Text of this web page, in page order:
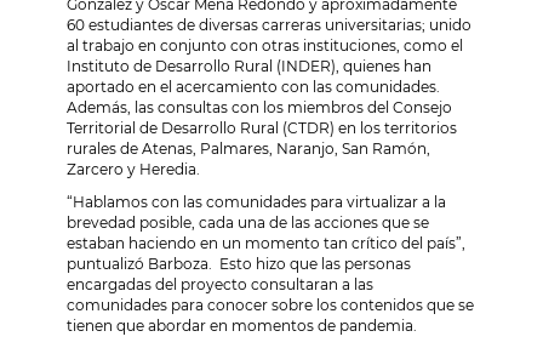
González y Oscar Mena Redondo y aproximadamente
60 estudiantes de diversas carreras universitarias; unido
al trabajo en conjunto con otras instituciones, como el
Instituto de Desarrollo Rural (INDER), quienes han
aportado en el acercamiento con las comunidades.
Además, las consultas con los miembros del Consejo
Territorial de Desarrollo Rural (CTDR) en los territorios
rurales de Atenas, Palmares, Naranjo, San Ramón,
Zarcero y Heredia.
“Hablamos con las comunidades para virtualizar a la
brevedad posible, cada una de las acciones que se
estaban haciendo en un momento tan crítico del país”,
puntualizó Barboza. Esto hizo que las personas
encargadas del proyecto consultaran a las
comunidades para conocer sobre los contenidos que se
tienen que abordar en momentos de pandemia.